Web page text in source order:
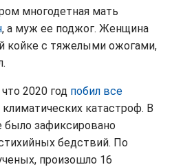
многодетная мать
, а муж ее поджог. Женщина
койке с тяжелыми ожогами,
2020 год побил все
климатических катастроф. В
зафиксировано
бедствий. По
произошло 16